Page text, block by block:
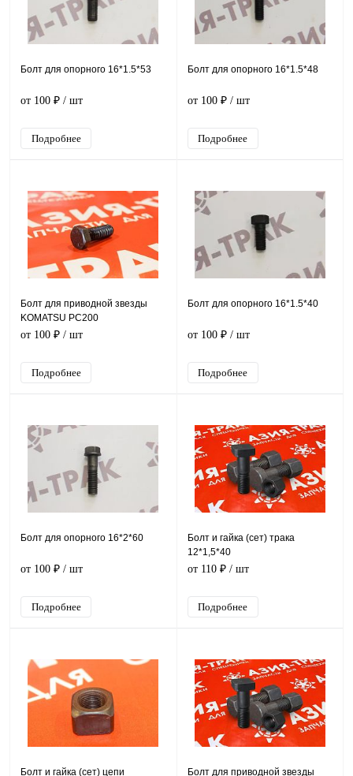
Болт для опорного 16*1.5*53
от 100 ₽ / шт
Подробнее
Болт для опорного 16*1.5*48
от 100 ₽/ шт
Подробнее
Болт для приводной звезды
KOMATSU PC200
от 100 ₽ / шт
Подробнее
Болт для опорного 16*1.5*40
от 100 ₽/ шт
Подробнее
Болт для опорного 16*2*60
от 100 ₽ / шт
Подробнее
Болт и гайка (сет) трака
12*1,5*40
от 110 ₽/ шт
Подробнее
Болт и гайка (сет) цепи
Болт для приводной звезды